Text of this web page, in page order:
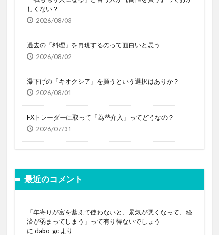
しくない？
2026/08/03
過去の「料理」を再現するのって面白いと思う
2026/08/02
瀑下げの「キオクシア」を買うという選択はありか？
2026/08/01
FXトレーダーに取って「為替介入」ってどうなの？
2026/07/31
最近のコメント
「年寄りが富を蓄えて使わないと、景気が悪くなって、経
済が弱まってしまう」って有り得ないでしょう
に dabo_gc より